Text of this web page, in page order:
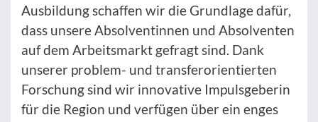
Ausbildung schaffen wir die Grundlage dafür,
dass unsere Absolventinnen und Absolventen
auf dem Arbeitsmarkt gefragt sind. Dank
unserer problem- und transferorientierten
Forschung sind wir innovative Impulsgeberin
für die Region und verfügen über ein enges